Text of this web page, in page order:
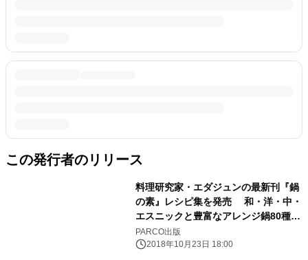
この発行者のリリース
料理研究家・エダジュンの最新刊『鍋
の素』レシピ集を発売 和・洋・中・
エスニックと豊富なアレンジ鍋80種を
展開
PARCO出版
2018年10月23日 18:00